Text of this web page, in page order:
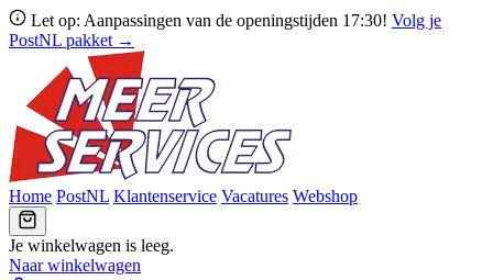
Let op: Aanpassingen van de openingstijden 17:30! Volg je
PostNL pakket →
Home PostNL Klantenservice Vacatures Webshop
Je winkelwagen is leeg.
Naar winkelwagen